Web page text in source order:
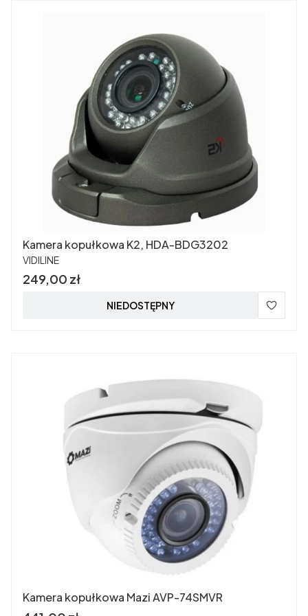
Kamera kopułkowa K2, HDA-BDG3202
PRODUCENT
VIDILINE
Cena
249,00 zł
NIEDOSTĘPNY
Kamera kopułkowa Mazi AVP-74SMVR